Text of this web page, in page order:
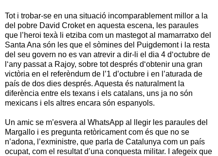
Tot i trobar-se en una situació incomparablement millor a la
del pobre David Croket en aquesta escena, les paraules
que l’heroi texà li etziba com un mastegot al mamarratxo del
Santa Ana són les que el sòmines del Puigdemont i la resta
del seu govern no es van atrevir a dir-li el dia 4 d‘octubre de
l‘any passat a Rajoy, sobre tot després d‘obtenir una gran
victòria en el referèndum de l’1 d’octubre i en l’aturada de
país de dos dies després. Aquesta és naturalment la
diferència entre els texans i els catalans, uns ja no són
mexicans i els altres encara són espanyols.
Un amic se m’esvera al WhatsApp al llegir les paraules del
Margallo i es pregunta retòricament com és que no se
n’adona, l’exministre, que parla de Catalunya com un país
ocupat, com el resultat d’una conquesta militar. I afegeix que